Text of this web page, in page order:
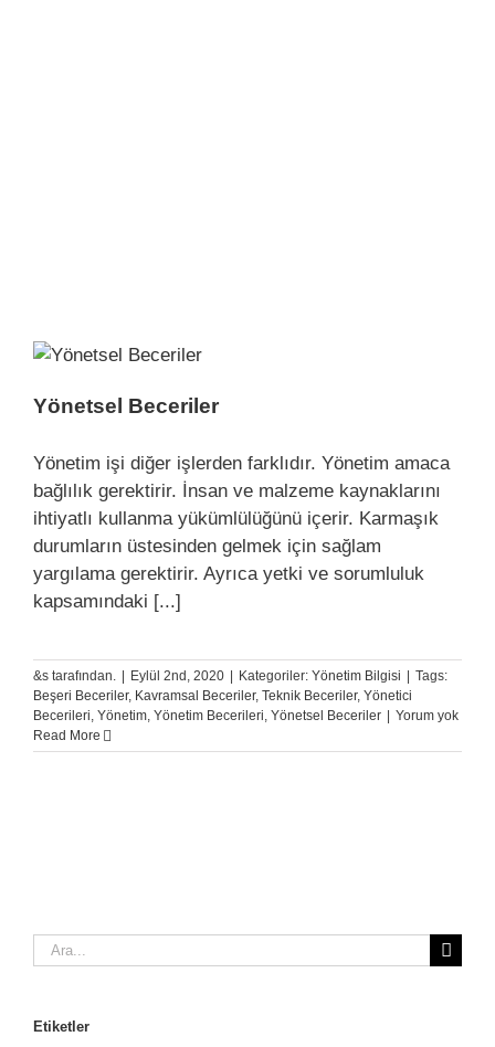
Yönetsel Beceriler
Yönetim işi diğer işlerden farklıdır. Yönetim amaca
bağlılık gerektirir. İnsan ve malzeme kaynaklarını
ihtiyatlı kullanma yükümlülüğünü içerir. Karmaşık
durumların üstesinden gelmek için sağlam
yargılama gerektirir. Ayrıca yetki ve sorumluluk
kapsamındaki [...]
&s tarafından. Eylül 2nd, 2020 Kategoriler: Yönetim Bilgisi
Tags:
Beşeri Beceriler, Kavramsal Beceriler, Teknik Beceriler, Yönetici
Becerileri, Yönetim, Yönetim Becerileri, Yönetsel Beceriler
Yorum yok
Read More
Ara:
Etiketler